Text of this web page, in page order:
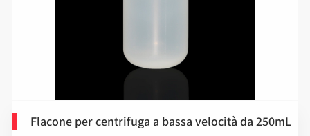
Flacone per centrifuga a bassa velocità da 250mL